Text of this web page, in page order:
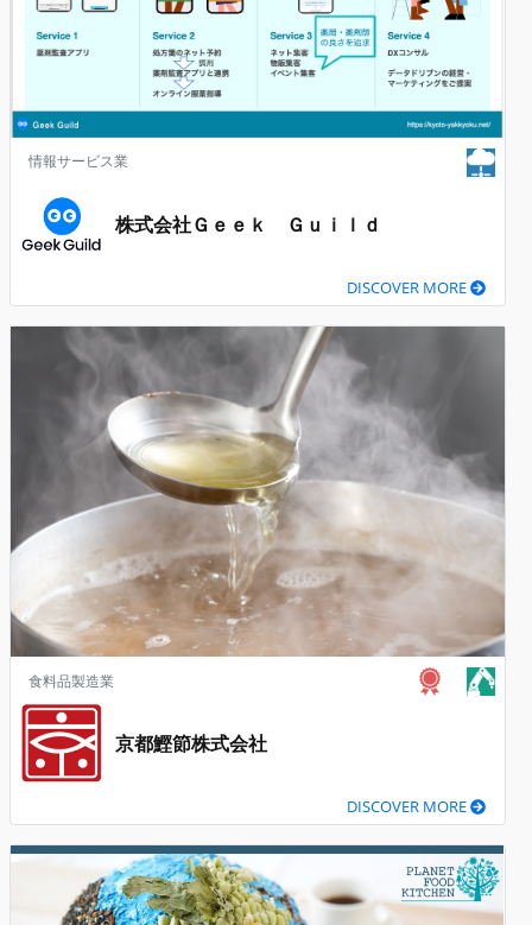
情報サービス業
株式会社Ｇｅｅｋ Ｇｕｉｌｄ
DISCOVER MORE
食料品製造業
京都鰹節株式会社
DISCOVER MORE